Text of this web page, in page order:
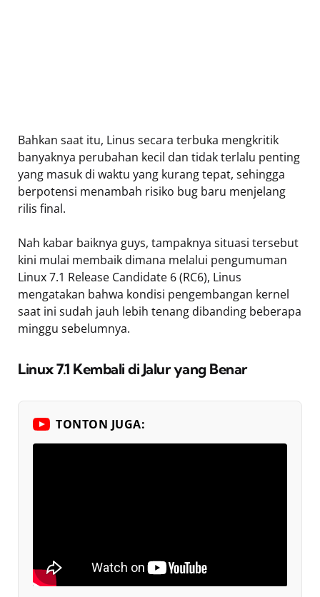
Bahkan saat itu, Linus secara terbuka mengkritik
banyaknya perubahan kecil dan tidak terlalu penting
yang masuk di waktu yang kurang tepat, sehingga
berpotensi menambah risiko bug baru menjelang
rilis final.
Nah kabar baiknya guys, tampaknya situasi tersebut
kini mulai membaik dimana melalui pengumuman
Linux 7.1 Release Candidate 6 (RC6), Linus
mengatakan bahwa kondisi pengembangan kernel
saat ini sudah jauh lebih tenang dibanding beberapa
minggu sebelumnya.
Linux 7.1 Kembali di Jalur yang Benar
TONTON JUGA: